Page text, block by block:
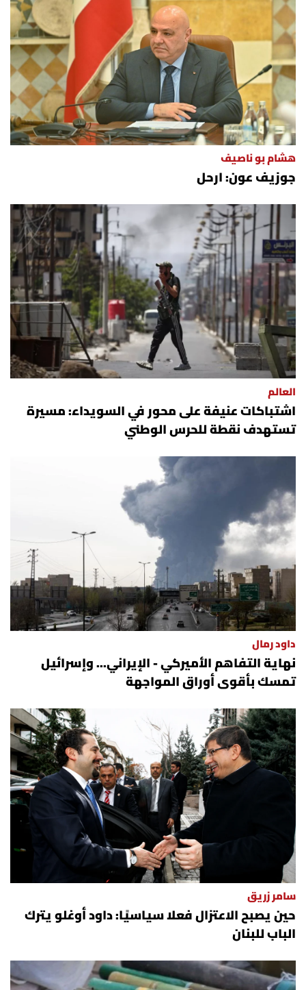
هشام بو ناصيف
جوزيف عون: ارحل
العالم
اشتباكات عنيفة على محور في السويداء: مسيرة
تستهدف نقطة للحرس الوطني
داود رمال
نهاية التفاهم الأميركي - الإيراني... وإسرائيل
تمسك بأقوى أوراق المواجهة
سامر زريق
حين يصبح الاعتزال فعلا سياسيًا: داود أوغلو يترك
الباب للبنان